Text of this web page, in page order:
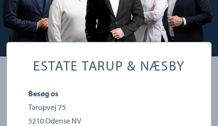
ESTATE TARUP & NÆSBY
Besøg os
Tarupvej 75
5210Odense NV